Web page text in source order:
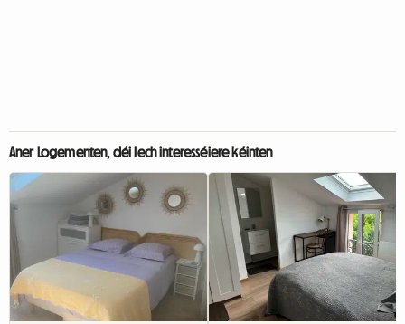
Aner Logementen, déi Iech interesséiere kéinten